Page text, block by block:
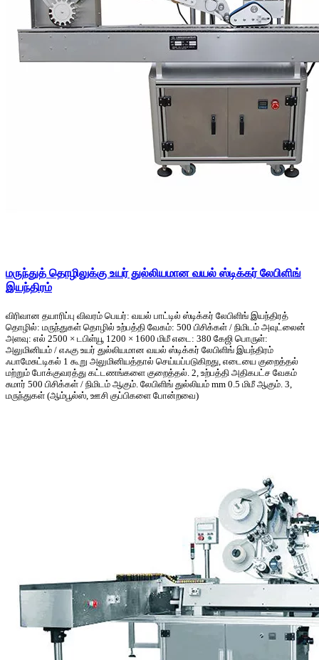
மருந்துத் தொழிலுக்கு உயர் துல்லியமான வயல் ஸ்டிக்கர் லேபிளிங்
இயந்திரம்
விரிவான தயாரிப்பு விவரம் பெயர்: வயல் பாட்டில் ஸ்டிக்கர் லேபிளிங் இயந்திரத்
தொழில்: மருந்துகள் தொழில் உற்பத்தி வேகம்: 500 பிசிக்கள் / நிமிடம் அவுட்லைன்
அளவு: எல் 2500 × டபிள்யூ 1200 × 1600 மிமீ எடை: 380 கேஜி பொருள்:
அலுமினியம் / எஃகு உயர் துல்லியமான வயல் ஸ்டிக்கர் லேபிளிங் இயந்திரம்
ஃபாமேசுட்டிகல் 1 கூறு அலுமினியத்தால் செய்யப்படுகிறது, எடையை குறைத்தல்
மற்றும் போக்குவரத்து கட்டணங்களை குறைத்தல். 2, உற்பத்தி அதிகபட்ச வேகம்
சுமார் 500 பிசிக்கள் / நிமிடம் ஆகும். லேபிளிங் துல்லியம் mm 0.5 மிமீ ஆகும். 3,
மருந்துகள் (ஆம்பூல்ஸ், ஊசி குப்பிகளை போன்றவை)